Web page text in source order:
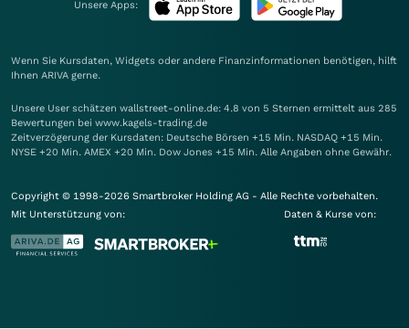
Unsere Apps:
Wenn Sie Kursdaten, Widgets oder andere Finanzinformationen benötigen, hilft
Ihnen ARIVA gerne.
Unsere User schätzen wallstreet-online.de: 4.8 von 5 Sternen ermittelt aus 285
Bewertungen bei www.kagels-trading.de
Zeitverzögerung der Kursdaten: Deutsche Börsen +15 Min. NASDAQ +15 Min.
NYSE +20 Min. AMEX +20 Min. Dow Jones +15 Min. Alle Angaben ohne Gewähr.
Copyright © 1998-2026 Smartbroker Holding AG - Alle Rechte vorbehalten.
Mit Unterstützung von:
Daten & Kurse von: